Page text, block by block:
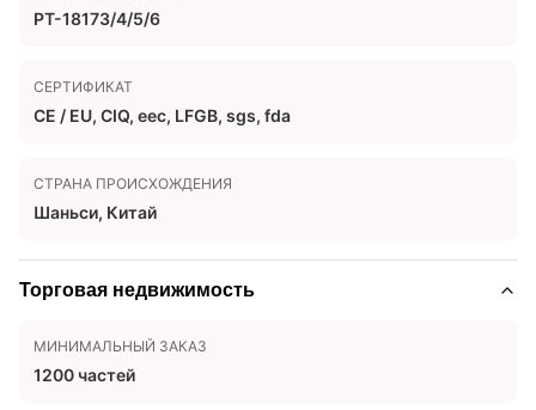
PT-18173/4/5/6
СЕРТИФИКАТ
CE / EU, CIQ, eec, LFGB, sgs, fda
СТРАНА ПРОИСХОЖДЕНИЯ
Шаньси, Китай
Торговая недвижимость
МИНИМАЛЬНЫЙ ЗАКАЗ
1200 частей